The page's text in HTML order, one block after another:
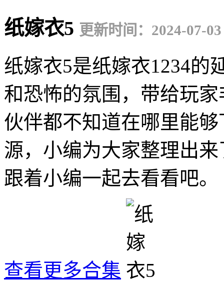
纸嫁衣5 更新时间：2024-07-03
纸嫁衣5是纸嫁衣1234的
和恐怖的氛围，带给玩
伙伴都不知道在哪里能
源，小编为大家整理出
跟着小编一起去看看吧。
查看更多合集